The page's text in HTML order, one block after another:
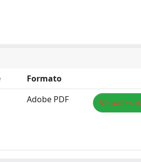
Formato
Adobe PDF